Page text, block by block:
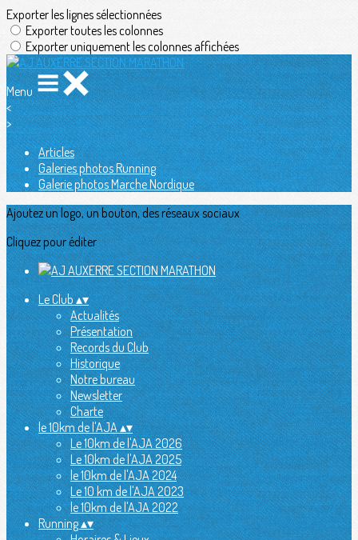
Exporter les lignes sélectionnées
Exporter toutes les colonnes
Exporter uniquement les colonnes affichées
Menu
<
>
Articles
Galeries photos Running
Galerie photos Marche Nordique
Ajoutez un logo, un bouton, des réseaux sociaux
Cliquez pour éditer
Le Club▴▾
Actualités
Présentation
Records du Club
Historique
Notre bureau
Newsletter
Charte
le 10km de l'AJA▴▾
Le 10km de l'AJA 2026
Le 10km de l'AJA 2025
le 10km de l'AJA 2024
Le 10 km de l'AJA 2023
le 10km de l'AJA 2022
Running▴▾